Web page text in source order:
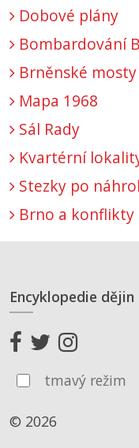
Dobové plány
Bombardování
Brněnské
Mapa 1968
Sál Rady
Kvartérní
Stezky po
Brno a konflikty
Encyklopedie dějin
tmavý režim
© 2026